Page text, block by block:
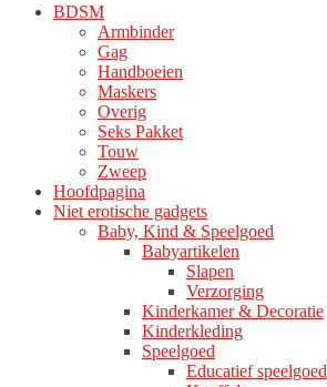
BDSM
Armbinder
Gag
Handboeien
Maskers
Overig
Seks Pakket
Touw
Zweep
Hoofdpagina
Niet erotische gadgets
Baby, Kind & Speelgoed
Babyartikelen
Slapen
Verzorging
Kinderkamer & Decoratie
Kinderkleding
Speelgoed
Educatief speelgoed